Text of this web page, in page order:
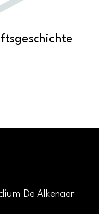
De Alkenaer